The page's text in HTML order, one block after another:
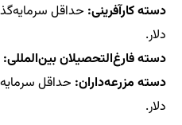
دسته کارآفرینی:
دلار.
دسته فارغ‌التحصیلان بین‌المللی:
دسته مزرعه‌داران:
دلار.